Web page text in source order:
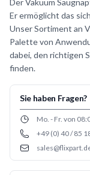
Der Vakuum
Er ermöglicht das
Unser Sortiment an
Palette von
dabei, den richtigen
finden.
Sie haben Fragen?
Opening hours
Mo. - Fr. von
Phone number
+49 (0) 40 / 85
Email